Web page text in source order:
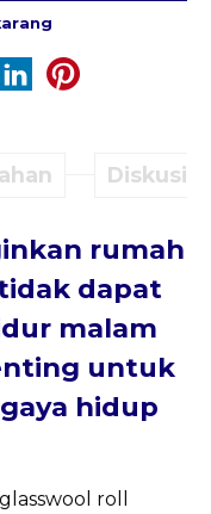
Diskusi
rumah
dapat
malam
untuk
hidup
roll